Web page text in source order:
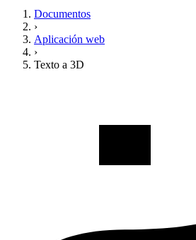
Documentos
›
Aplicación web
›
Texto a 3D